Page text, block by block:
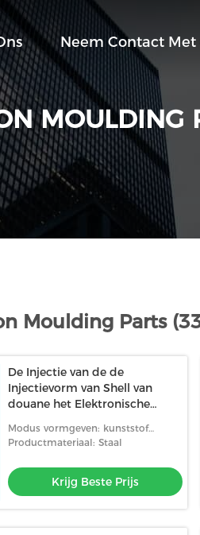
Neem Contact Met
MOULDING
Moulding Parts
De Injectie van de de
Injectievorm van Shell van
douane het Elektronische
Modus vormgeven: kunststof
spuitgiet
Productmateriaal: Staal
Krijg Beste Prijs